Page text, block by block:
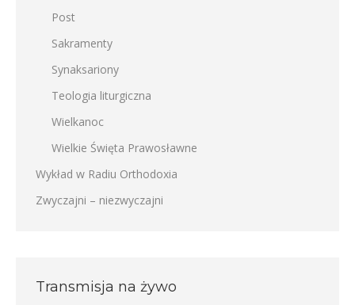
Post
Sakramenty
Synaksariony
Teologia liturgiczna
Wielkanoc
Wielkie Święta Prawosławne
Wykład w Radiu Orthodoxia
Zwyczajni – niezwyczajni
Transmisja na żywo